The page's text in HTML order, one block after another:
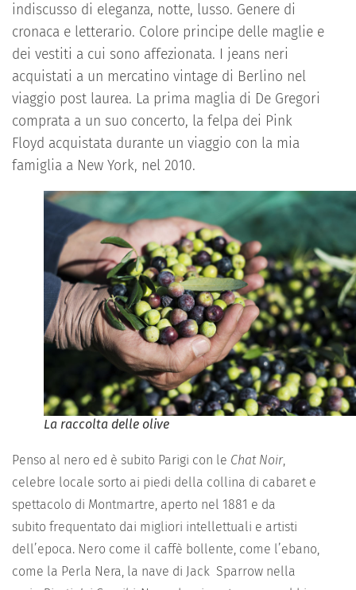
indiscusso di eleganza, notte, lusso. Genere di
cronaca e letterario. Colore principe delle maglie e
dei vestiti a cui sono affezionata. I jeans neri
acquistati a un mercatino vintage di Berlino nel
viaggio post laurea. La prima maglia di De Gregori
comprata a un suo concerto, la felpa dei Pink
Floyd acquistata durante un viaggio con la mia
famiglia a New York, nel 2010.
La raccolta delle olive
Penso al nero ed è subito Parigi con le Chat Noir,
celebre locale sorto ai piedi della collina di cabaret e
spettacolo di Montmartre, aperto nel 1881 e da
subito frequentato dai migliori intellettuali e artisti
dell’epoca. Nero come il caffè bollente, come l’ebano,
come la Perla Nera, la nave di Jack Sparrow nella